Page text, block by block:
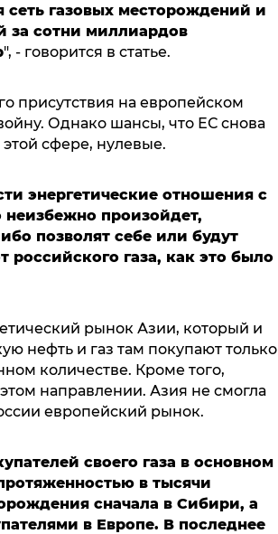
газовых месторождений и
за сотни миллиардов
", - говорится в статье.
присутствия на европейском
Однако шансы, что ЕС снова
сфере, нулевые.
энергетические отношения с
произойдет,
позволят себе или будут
российского газа, как это было
рынок Азии, который и
нефть и газ там покупают только
количестве. Кроме того,
направлении. Азия не смогла
европейский рынок.
своего газа в основном
в тысячи
сначала в Сибири, а
в Европе. В последнее